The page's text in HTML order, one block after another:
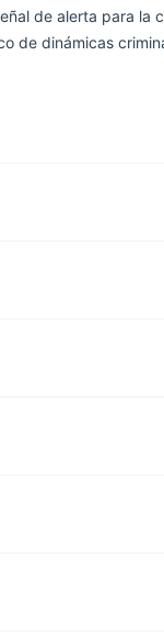
de alerta para
de dinámicas